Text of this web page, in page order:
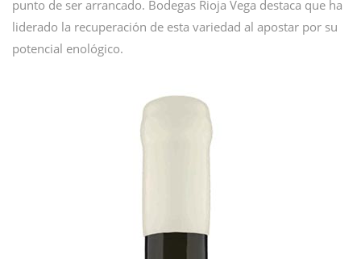
punto de ser arrancado. Bodegas Rioja Vega destaca que ha
liderado la recuperación de esta variedad al apostar por su
potencial enológico.